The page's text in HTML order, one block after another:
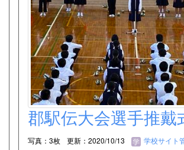
郡駅伝大会選手推戴
写真：3枚 更新：2020/10/13 学校サイト